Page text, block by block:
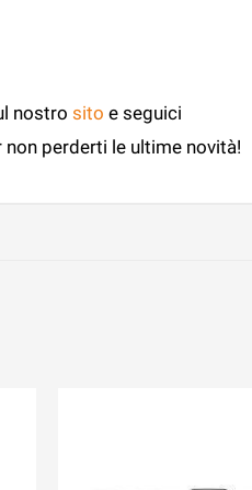
nostro sito e seguici
non perderti le ultime novità!